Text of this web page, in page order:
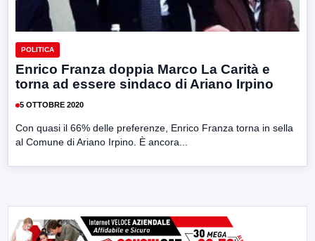
POLITICA
Enrico Franza doppia Marco La Carità e
torna ad essere sindaco di Ariano Irpino
5 OTTOBRE 2020
Con quasi il 66% delle preferenze, Enrico Franza torna in sella
al Comune di Ariano Irpino. È ancora...